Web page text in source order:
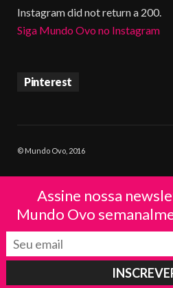
Instagram did not return a 200.
Siga Mundo Ovo no Instagram
Pinterest
© Mundo Ovo, 2016
Assine nossa
Mundo Ovo